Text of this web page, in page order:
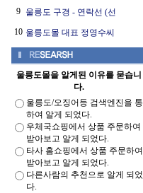
9 울릉도 구경 - 연락선 (선
10 울릉도몰 대표 정영수씨
울릉도몰을 알게된 이유를 묻습니
다.
울릉도/오징어등 검색엔진을 통
하여 알게 되었다.
우체국쇼핑에서 상품 주문하여
받아보고 알게 되었다.
타사 홈쇼핑에서 상품 주문하여
받아보고 알게 되었다.
다른사람의 추천으로 알게 되었
다.